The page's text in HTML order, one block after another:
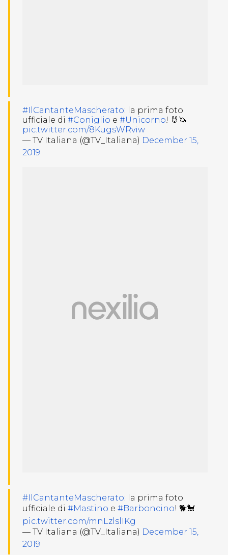
#IlCantanteMascherato: la prima foto
ufficiale di #Coniglio e #Unicorno! 🐰🦄
pic.twitter.com/8KugsWRviw
— TV Italiana (@TV_Italiana) December 15,
2019
#IlCantanteMascherato: la prima foto
ufficiale di #Mastino e #Barboncino! 🐕🐩
pic.twitter.com/mnLzlslIKg
— TV Italiana (@TV_Italiana) December 15,
2019